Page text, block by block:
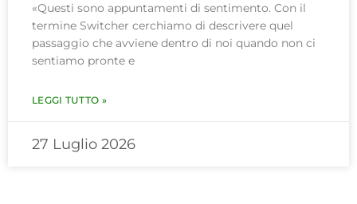
«Questi sono appuntamenti di sentimento. Con il
termine Switcher cerchiamo di descrivere quel
passaggio che avviene dentro di noi quando non ci
sentiamo pronte e
LEGGI TUTTO »
27 Luglio 2026